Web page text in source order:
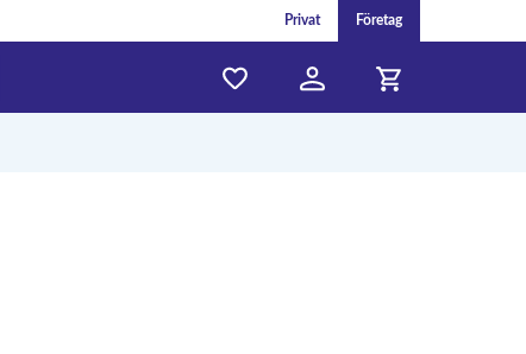
Privat Företag